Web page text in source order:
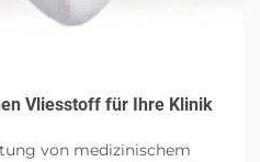
Vliesstoff für Ihre Klinik
von medizinischem